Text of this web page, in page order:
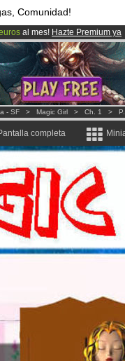
Comunidad!
al mes! Hazte Premium ya
Cómics y Mangas!.
lanzado!.
- SF > Magic Girl > Ch. 1 >
completa